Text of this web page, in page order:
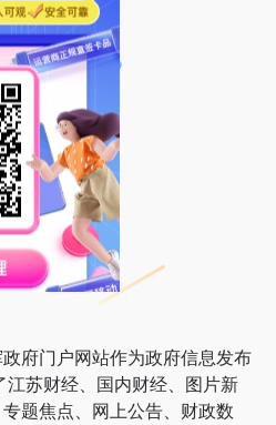
府门户网站作为政府信息发布
苏财经、国内财经、图片新
题焦点、网上公告、财政数